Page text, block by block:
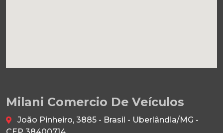
Milani Comercio De Veículos
João Pinheiro, 3885 - Brasil - Uberlândia/MG -